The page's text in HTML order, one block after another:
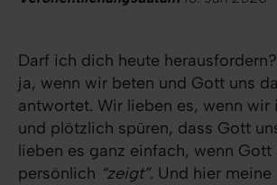
Darf ich dich heute
ja, wenn wir beten und Gott uns
antwortet. Wir lieben es, wenn wir
und plötzlich spüren, dass Gott
lieben es ganz einfach, wenn Gott
persönlich “zeigt”. Und hier meine